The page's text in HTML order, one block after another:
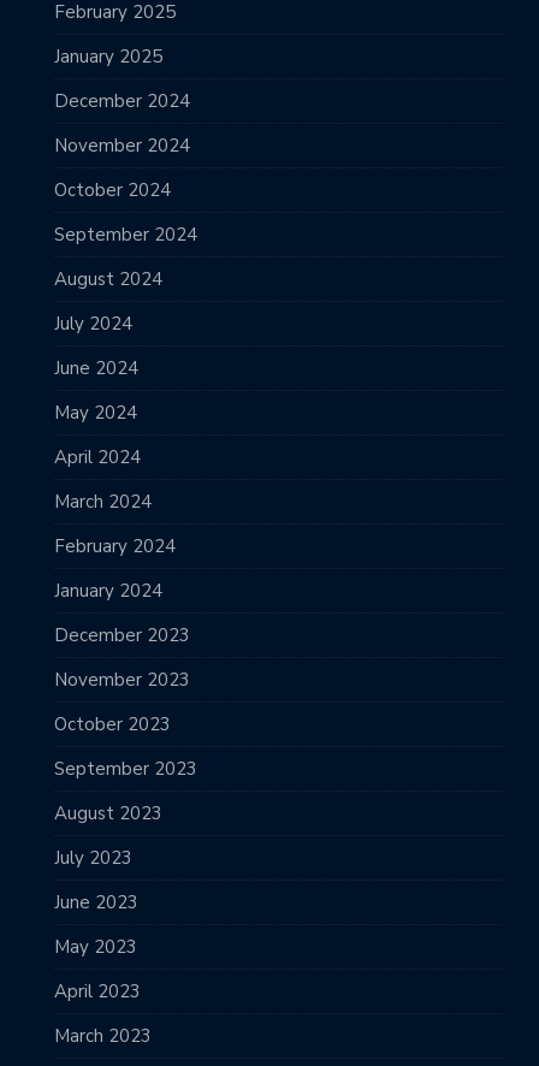
February 2025
January 2025
December 2024
November 2024
October 2024
September 2024
August 2024
July 2024
June 2024
May 2024
April 2024
March 2024
February 2024
January 2024
December 2023
November 2023
October 2023
September 2023
August 2023
July 2023
June 2023
May 2023
April 2023
March 2023